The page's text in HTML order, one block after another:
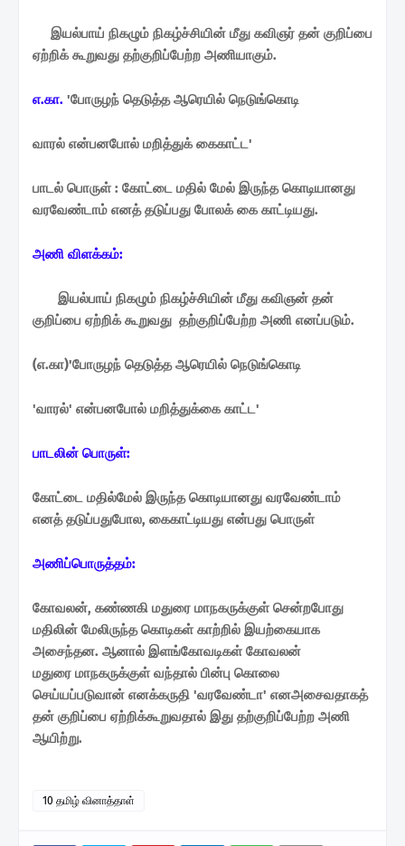
இயல்பாய் நிகழும் நிகழ்ச்சியின் மீது கவிஞர் தன் குறிப்பை
ஏற்றிக் கூறுவது தற்குறிப்பேற்ற அணியாகும்.
எ.கா. 'போருழந் தெடுத்த ஆரெயில் நெடுங்கொடி
வாரல் என்பனபோல் மறித்துக் கைகாட்ட'
பாடல் பொருள் : கோட்டை மதில் மேல் இருந்த கொடியானது
வரவேண்டாம் எனத் தடுப்பது போலக் கை காட்டியது.
அணி விளக்கம்:
இயல்பாய் நிகழும் நிகழ்ச்சியின் மீது கவிஞன் தன்
குறிப்பை ஏற்றிக் கூறுவது தற்குறிப்பேற்ற அணி எனப்படும்.
(எ.கா)'போருழந் தெடுத்த ஆரெயில் நெடுங்கொடி
'வாரல்' என்பனபோல் மறித்துக்கை காட்ட'
பாடலின் பொருள்:
கோட்டை மதில்மேல் இருந்த கொடியானது வரவேண்டாம்
எனத் தடுப்பதுபோல, கைகாட்டியது என்பது பொருள்
அணிப்பொருத்தம்:
கோவலன், கண்ணகி மதுரை மாநகருக்குள் சென்றபோது
மதிலின் மேலிருந்தகொடிகள் காற்றில் இயற்கையாக
அசைந்தன. ஆனால் இளங்கோவடிகள் கோவலன்
மதுரை மாநகருக்குள் வந்தால் பின்பு கொலை
செய்யப்படுவான் எனக்கருதி 'வரவேண்டா' எனஅசைவதாகத்
தன் குறிப்பை ஏற்றிக்கூறுவதால் இது தற்குறிப்பேற்ற அணி
ஆயிற்று.
10 தமிழ் வினாத்தாள்